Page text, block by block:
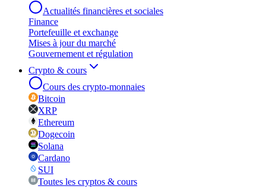
Actualités financières et sociales
Finance
Portefeuille et exchange
Mises à jour du marché
Gouvernement et régulation
Crypto & cours
Cours des crypto-monnaies
Bitcoin
XRP
Ethereum
Dogecoin
Solana
Cardano
SUI
Toutes les cryptos & cours